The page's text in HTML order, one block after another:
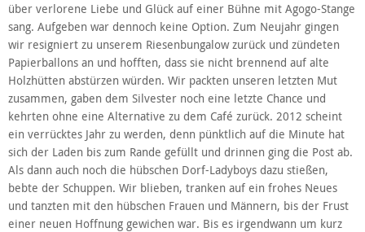
über verlorene Liebe und Glück auf einer Bühne mit Agogo-Stange
sang. Aufgeben war dennoch keine Option. Zum Neujahr gingen
wir resigniert zu unserem Riesenbungalow zurück und zündeten
Papierballons an und hofften, dass sie nicht brennend auf alte
Holzhütten abstürzen würden. Wir packten unseren letzten Mut
zusammen, gaben dem Silvester noch eine letzte Chance und
kehrten ohne eine Alternative zu dem Café zurück. 2012 scheint
ein verrücktes Jahr zu werden, denn pünktlich auf die Minute hat
sich der Laden bis zum Rande gefüllt und drinnen ging die Post ab.
Als dann auch noch die hübschen Dorf-Ladyboys dazu stießen,
bebte der Schuppen. Wir blieben, tranken auf ein frohes Neues
und tanzten mit den hübschen Frauen und Männern, bis der Frust
einer neuen Hoffnung gewichen war. Bis es irgendwann um kurz